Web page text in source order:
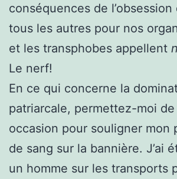
conséquences de
tous les autres pour nos
et les transphobes appellent
Le nerf!
En ce qui concerne la
patriarcale, permettez-moi
occasion pour souligner mon
de sang sur la bannière. J’ai
un homme sur les transports